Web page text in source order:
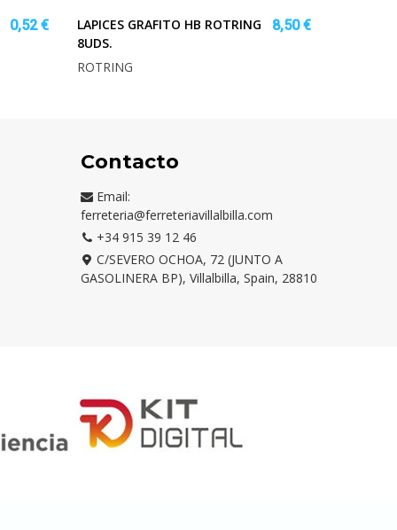
0,52 €
LAPICES GRAFITO HB ROTRING
8UDS.
8,50 €
ROTRING
Contacto
Email:
ferreteria@ferreteriavillalbilla.com
+34 915 39 12 46
C/SEVERO OCHOA, 72 (JUNTO A
GASOLINERA BP), Villalbilla, Spain, 28810